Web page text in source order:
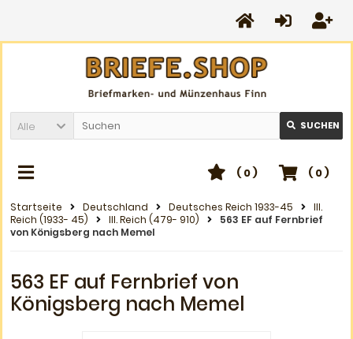
Alle SUCHEN
( 0)
( 0)
Startseite Deutschland Deutsches Reich 1933-45
III.
Reich (1933- 45)
III. Reich (479- 910)
563 EF auf Fernbrief
von Königsberg nach Memel
563 EF auf Fernbrief von
Königsberg nach Memel